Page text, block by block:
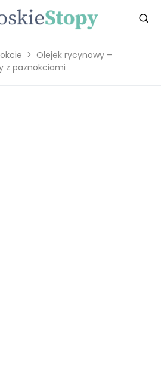
Olejek rycynowy –
z paznokciami